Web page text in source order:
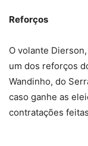
Reforços
O volante
um dos reforços
Wandinho, do
caso ganhe as
contratações